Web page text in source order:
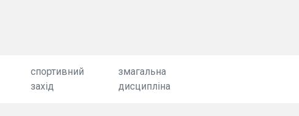
спортивний
захід
змагальна
дисципліна